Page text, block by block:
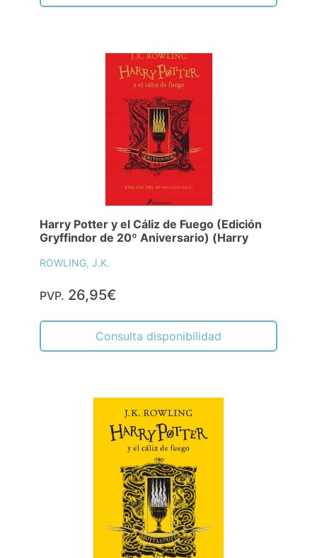
Harry Potter y el Cáliz de Fuego (Edición
Gryffindor de 20º Aniversario) (Harry
ROWLING, J.K.
PVP. 26,95€
Consulta disponibilidad